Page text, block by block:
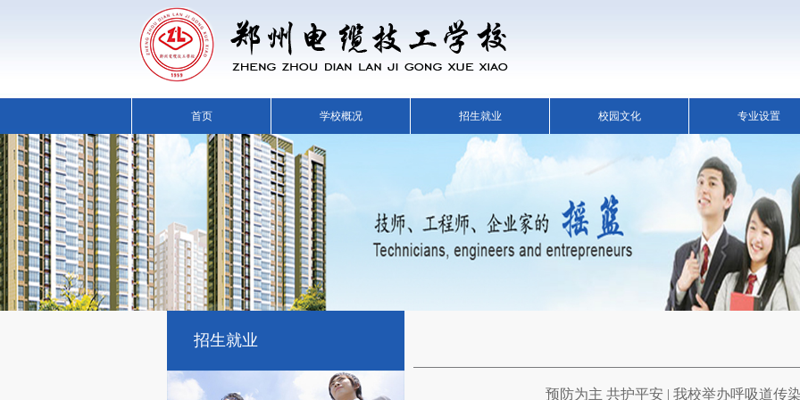
首页 学校概况 招生就业 校园文化 专业设置
招生就业
预防为主 共护平安 | 我校举办呼吸道传